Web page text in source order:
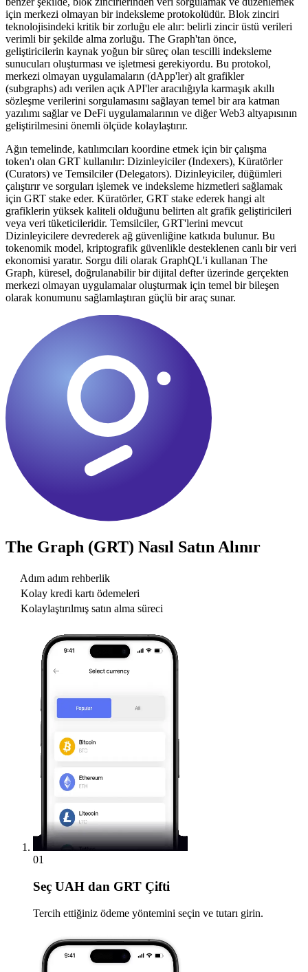
için merkezi olmayan bir indeksleme protokolüdür. Blok zinciri
teknolojisindeki kritik bir zorluğu ele alır: belirli zincir üstü verileri
verimli bir şekilde alma zorluğu. The Graph'tan önce,
geliştiricilerin kaynak yoğun bir süreç olan tescilli indeksleme
sunucuları oluşturması ve işletmesi gerekiyordu. Bu protokol,
merkezi olmayan uygulamaların (dApp'ler) alt grafikler
(subgraphs) adı verilen açık API'ler aracılığıyla karmaşık akıllı
sözleşme verilerini sorgulamasını sağlayan temel bir ara katman
yazılımı sağlar ve DeFi uygulamalarının ve diğer Web3 altyapısının
geliştirilmesini önemli ölçüde kolaylaştırır.
Ağın temelinde, katılımcıları koordine etmek için bir çalışma
token'ı olan GRT kullanılır: Dizinleyiciler (Indexers), Küratörler
(Curators) ve Temsilciler (Delegators). Dizinleyiciler, düğümleri
çalıştırır ve sorguları işlemek ve indeksleme hizmetleri sağlamak
için GRT stake eder. Küratörler, GRT stake ederek hangi alt
grafiklerin yüksek kaliteli olduğunu belirten alt grafik geliştiricileri
veya veri tüketicileridir. Temsilciler, GRT'lerini mevcut
Dizinleyicilere devrederek ağ güvenliğine katkıda bulunur. Bu
tokenomik model, kriptografik güvenlikle desteklenen canlı bir veri
ekonomisi yaratır. Sorgu dili olarak GraphQL'i kullanan The
Graph, küresel, doğrulanabilir bir dijital defter üzerinde gerçekten
merkezi olmayan uygulamalar oluşturmak için temel bir bileşen
olarak konumunu sağlamlaştıran güçlü bir araç sunar.
The Graph (GRT) Nasıl Satın Alınır
Adım adım rehberlik
Kolay kredi kartı ödemeleri
Kolaylaştırılmış satın alma süreci
01
Seç UAH dan GRT Çifti
Tercih ettiğiniz ödeme yöntemini seçin ve tutarı girin.